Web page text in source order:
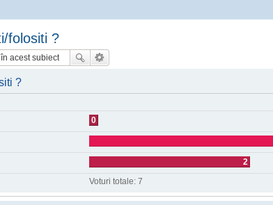
folositi ?
?
0
2
Voturi totale: 7